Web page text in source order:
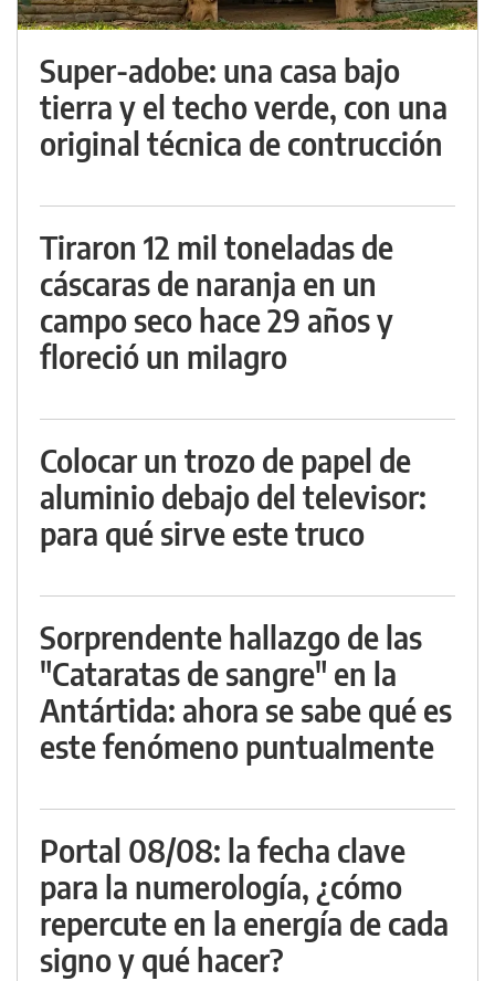
Super-adobe: una casa bajo
tierra y el techo verde, con una
original técnica de contrucción
Tiraron 12 mil toneladas de
cáscaras de naranja en un
campo seco hace 29 años y
floreció un milagro
Colocar un trozo de papel de
aluminio debajo del televisor:
para qué sirve este truco
Sorprendente hallazgo de las
"Cataratas de sangre" en la
Antártida: ahora se sabe qué es
este fenómeno puntualmente
Portal 08/08: la fecha clave
para la numerología, ¿cómo
repercute en la energía de cada
signo y qué hacer?